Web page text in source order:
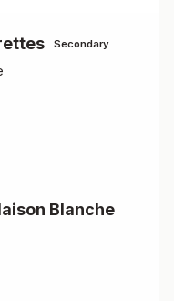
Secondary
Blanche